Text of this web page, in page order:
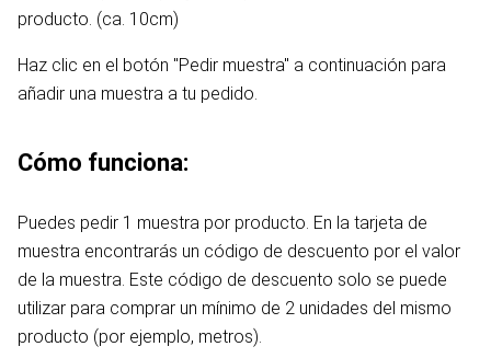
producto. (ca. 10cm)
Haz clic en el botón "Pedir muestra" a continuación para
añadir una muestra a tu pedido.
Cómo funciona:
Puedes pedir 1 muestra por producto. En la tarjeta de
muestra encontrarás un código de descuento por el valor
de la muestra. Este código de descuento solo se puede
utilizar para comprar un mínimo de 2 unidades del mismo
producto (por ejemplo, metros).